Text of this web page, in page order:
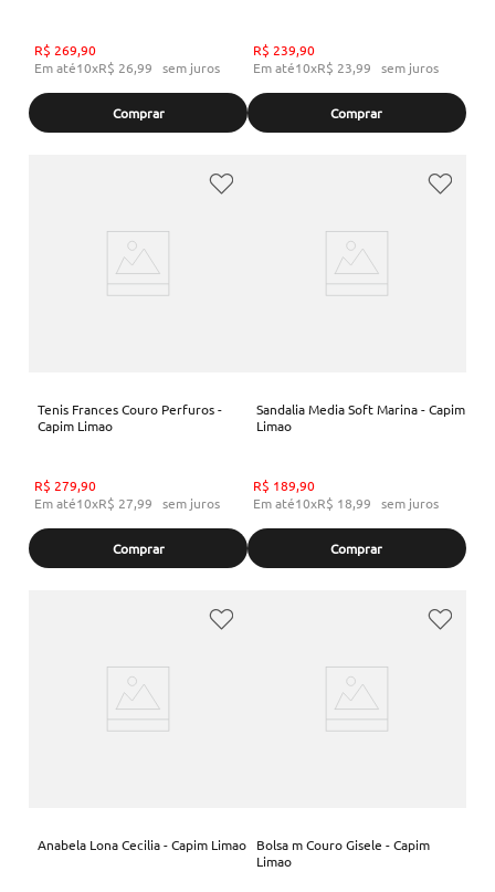
R$ 269,90
Em até10xR$ 26,99 sem juros
Comprar
R$ 239,90
Em até10xR$ 23,99 sem juros
Comprar
Tenis Frances Couro Perfuros -
Capim Limao
R$ 279,90
Em até10xR$ 27,99 sem juros
Comprar
Sandalia Media Soft Marina - Capim
Limao
R$ 189,90
Em até10xR$ 18,99 sem juros
Comprar
Anabela Lona Cecilia - Capim Limao
Bolsa m Couro Gisele - Capim
Limao